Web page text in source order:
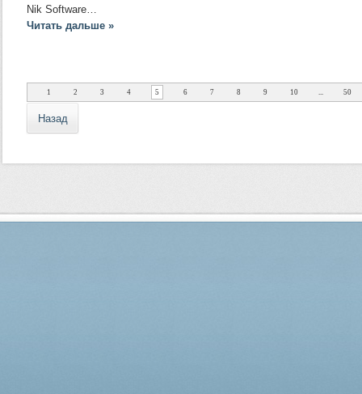
Nik Software…
Читать дальше »
1 2 3 4 5 6 7 8 9 10 ... 50
Назад